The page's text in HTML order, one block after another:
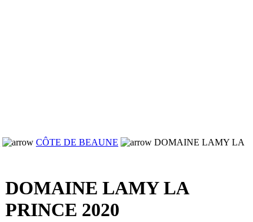
CÔTE DE BEAUNE
DOMAINE LAMY LA
DOMAINE LAMY LA
PRINCE 2020